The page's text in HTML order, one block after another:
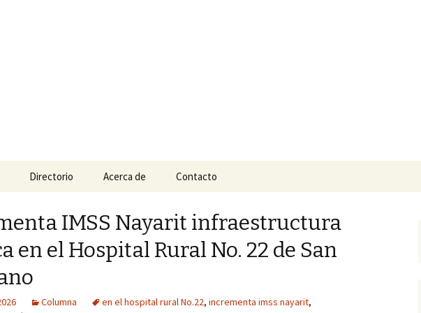
Directorio Acerca de Contacto
IMSS Nayarit infraestructura
en el Hospital Rural No. 22 de San
Columna en el hospital rural No.22, incrementa imss nayarit,